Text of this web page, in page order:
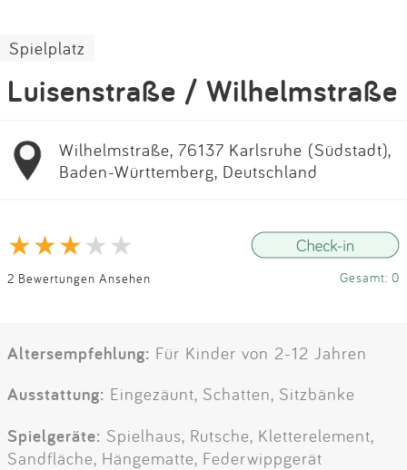
Spielplatz
Luisenstraße / Wilhelmstraße
Wilhelmstraße, 76137 Karlsruhe (Südstadt),
Baden-Württemberg, Deutschland
2 Bewertungen Ansehen Gesamt: 0
Altersempfehlung: Für Kinder von 2-12 Jahren
Ausstattung: Eingezäunt, Schatten, Sitzbänke
Spielgeräte: Spielhaus, Rutsche, Kletterelement,
Sandfläche, Hängematte, Federwippgerät